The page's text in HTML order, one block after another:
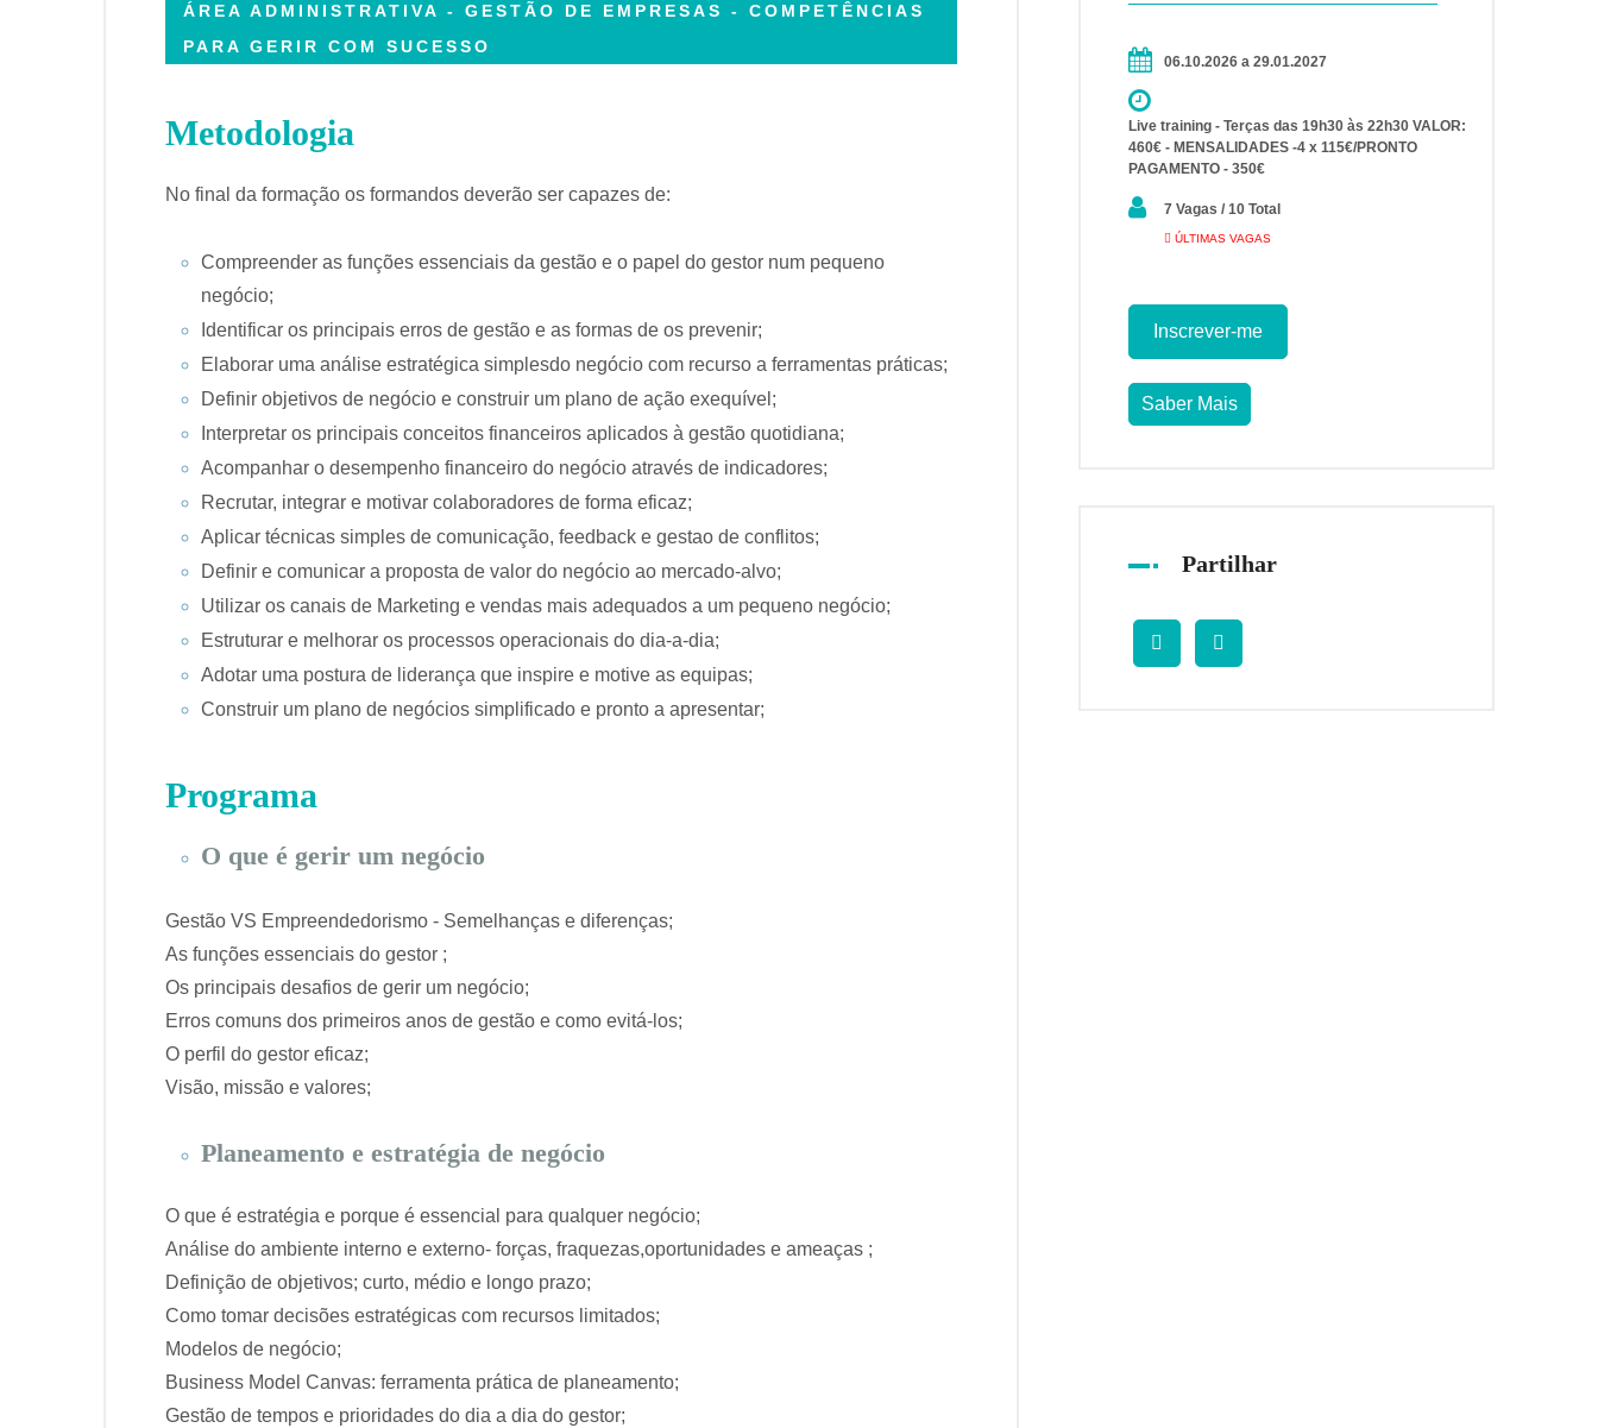
ÁREA ADMINISTRATIVA - GESTÃO DE EMPRESAS - COMPETÊNCIAS
PARA GERIR COM SUCESSO
Metodologia
No final da formação os formandos deverão ser capazes de:
Compreender as funções essenciais da gestão e o papel do gestor num pequeno
negócio;
Identificar os principais erros de gestão e as formas de os prevenir;
Elaborar uma análise estratégica simplesdo negócio com recurso a ferramentas práticas;
Definir objetivos de negócio e construir um plano de ação exequível;
Interpretar os principais conceitos financeiros aplicados à gestão quotidiana;
Acompanhar o desempenho financeiro do negócio através de indicadores;
Recrutar, integrar e motivar colaboradores de forma eficaz;
Aplicar técnicas simples de comunicação, feedback e gestao de conflitos;
Definir e comunicar a proposta de valor do negócio ao mercado-alvo;
Utilizar os canais de Marketing e vendas mais adequados a um pequeno negócio;
Estruturar e melhorar os processos operacionais do dia-a-dia;
Adotar uma postura de liderança que inspire e motive as equipas;
Construir um plano de negócios simplificado e pronto a apresentar;
Programa
O que é gerir um negócio
Gestão VS Empreendedorismo - Semelhanças e diferenças;
As funções essenciais do gestor ;
Os principais desafios de gerir um negócio;
Erros comuns dos primeiros anos de gestão e como evitá-los;
O perfil do gestor eficaz;
Visão, missão e valores;
Planeamento e estratégia de negócio
O que é estratégia e porque é essencial para qualquer negócio;
Análise do ambiente interno e externo- forças, fraquezas,oportunidades e ameaças ;
Definição de objetivos; curto, médio e longo prazo;
Como tomar decisões estratégicas com recursos limitados;
Modelos de negócio;
Business Model Canvas: ferramenta prática de planeamento;
Gestão de tempos e prioridades do dia a dia do gestor;
06.10.2026 a 29.01.2027
Live training - Terças das 19h30 às 22h30 VALOR:
460€ - MENSALIDADES -4 x 115€/PRONTO
PAGAMENTO - 350€
7 Vagas / 10 Total
ÚLTIMAS VAGAS
Inscrever-me
Saber Mais
Partilhar